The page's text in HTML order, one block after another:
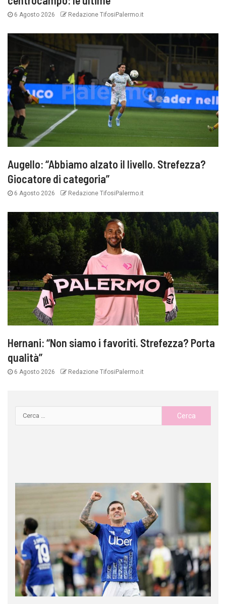
6 Agosto 2026 Redazione TifosiPalermo.it
Augello: “Abbiamo alzato il livello. Strefezza?
Giocatore di categoria”
6 Agosto 2026 Redazione TifosiPalermo.it
Hernani: “Non siamo i favoriti. Strefezza? Porta
qualità”
6 Agosto 2026 Redazione TifosiPalermo.it